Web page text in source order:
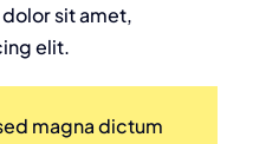
sit amet,
elit.
magna dictum